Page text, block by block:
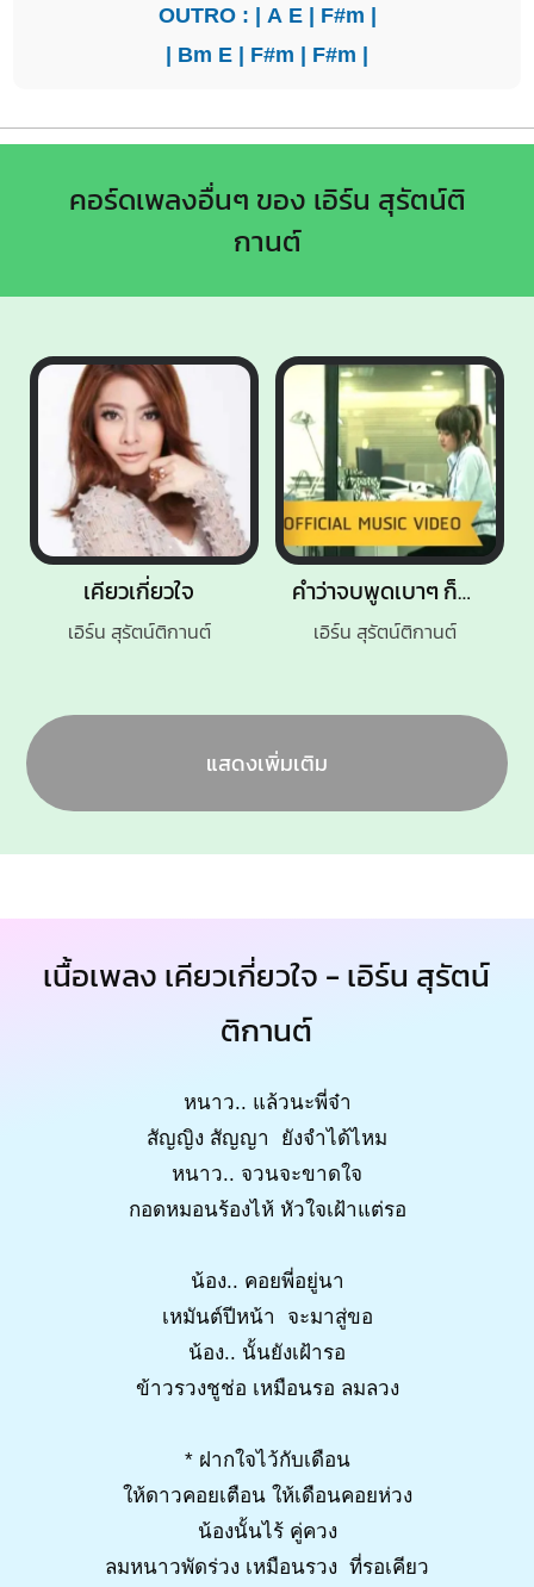
OUTRO : | A E| F#m |
| Bm E | F#m | F#m |
คอร์ดเพลงอื่นๆ ของ เอิร์น สุรัตน์ติ
กานต์
คำว่าจบพูดเบาๆ ก็เจ็บ
เอิร์น สุรัตน์ติกานต์
เคียวเกี่ยวใจ
เอิร์น สุรัตน์ติกานต์
แสดงเพิ่มเติม
เนื้อเพลง เคียวเกี่ยวใจ - เอิร์น สุรัตน์
ติกานต์
หนาว.. แล้วนะพี่จ๋า
สัญญิง สัญญา ยังจำได้ไหม
หนาว.. จวนจะขาดใจ
กอดหมอนร้องไห้ หัวใจเฝ้าแต่รอ
น้อง.. คอยพี่อยู่นา
เหมันต์ปีหน้า จะมาสู่ขอ
น้อง.. นั้นยังเฝ้ารอ
ข้าวรวงชูช่อ เหมือนรอ ลมลวง
* ฝากใจไว้กับเดือน
ให้ดาวคอยเตือน ให้เดือนคอยห่วง
น้องนั้นไร้ คู่ควง
ลมหนาวพัดร่วง เหมือนรวง ที่รอเคียว